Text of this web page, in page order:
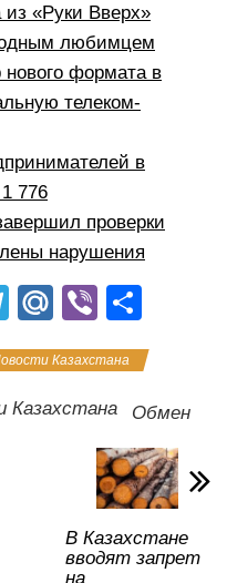
«Руки Вверх»
любимцем
формата в
телеком-
в
776
проверки
нарушения
T
e
gr
M
.R
u
Vi
er р
а
в
и
ть
Казахстана
Казахстана Обмен
В Казахстане
вводят запрет
на